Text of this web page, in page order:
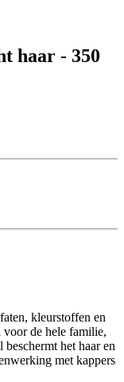
haar - 350
kleurstoffen en
voor de hele familie,
het haar en
met kappers